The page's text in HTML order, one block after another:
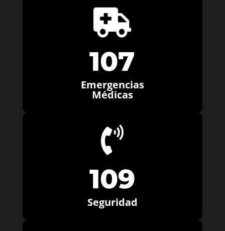

107
Emergencias
Médicas

109
Seguridad